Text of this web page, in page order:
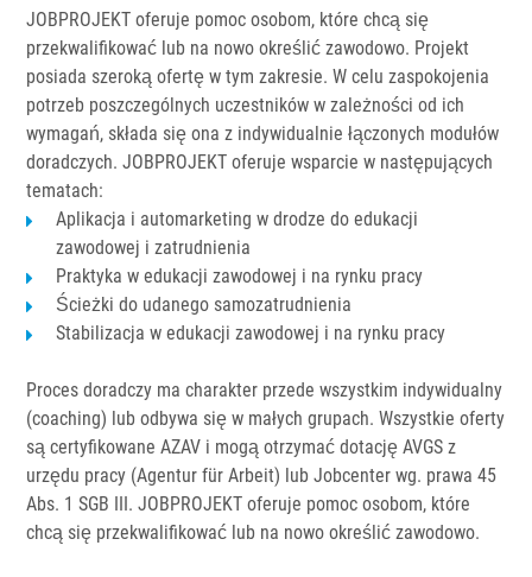
JOBPROJEKT oferuje pomoc osobom, które chcą się
przekwalifikować lub na nowo określić zawodowo. Projekt
posiada szeroką ofertę w tym zakresie. W celu zaspokojenia
potrzeb poszczególnych uczestników w zależności od ich
wymagań, składa się ona z indywidualnie łączonych modułów
doradczych. JOBPROJEKT oferuje wsparcie w następujących
tematach:
Aplikacja i automarketing w drodze do edukacji
zawodowej i zatrudnienia
Praktyka w edukacji zawodowej i na rynku pracy
Ścieżki do udanego samozatrudnienia
Stabilizacja w edukacji zawodowej i na rynku pracy
Proces doradczy ma charakter przede wszystkim indywidualny
(coaching) lub odbywa się w małych grupach. Wszystkie oferty
są certyfikowane AZAV i mogą otrzymać dotację AVGS z
urzędu pracy (Agentur für Arbeit) lub Jobcenter wg. prawa 45
Abs. 1 SGB III. JOBPROJEKT oferuje pomoc osobom, które
chcą się przekwalifikować lub na nowo określić zawodowo.